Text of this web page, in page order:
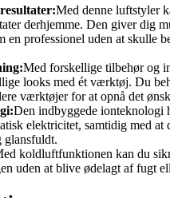
Med denne luftstyler
derhjemme. Den giver dig
en professionel uden at skulle
Med forskellige tilbehør og
looks med ét værktøj. Du
værktøjer for at opnå det
Den indbyggede ionteknologi
elektricitet, samtidig med at
glansfuldt.
koldluftfunktionen kan du
uden at blive ødelagt af fugt